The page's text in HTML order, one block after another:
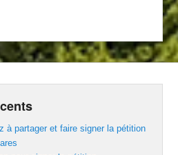
à partager et faire signer la pétition